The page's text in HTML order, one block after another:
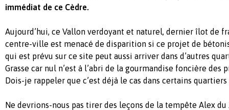
immédiat de ce Cèdre.
Aujourd’hui, ce Vallon verdoyant et naturel, dernier îlot de
centre-ville est menacé de disparition si ce projet de
qui est prévu sur ce site peut aussi arriver dans d’autres
Grasse car nul n’est à l’abri de la gourmandise foncière
Dois-je rappeler que c’est déjà le cas dans certains quartiers
Ne devrions-nous pas tirer des leçons de la tempête Alex